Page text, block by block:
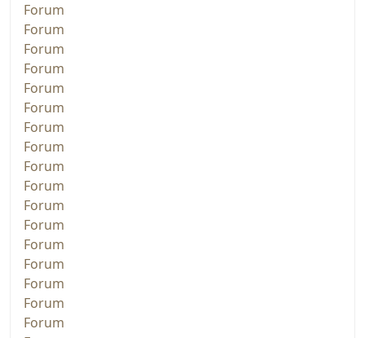
Forum
Forum
Forum
Forum
Forum
Forum
Forum
Forum
Forum
Forum
Forum
Forum
Forum
Forum
Forum
Forum
Forum